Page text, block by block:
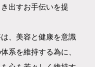
出すお手伝いを提
、美容と健康を意識
系を維持する為に、